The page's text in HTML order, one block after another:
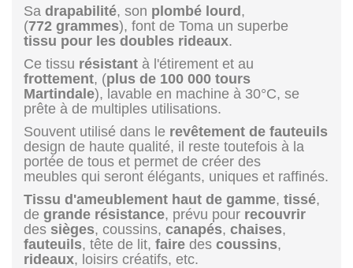
Sa drapabilité, son plombé lourd,
(772 grammes), font de Toma un superbe
tissu pour les doubles rideaux.
Ce tissu résistant à l'étirement et au
frottement, (plus de 100 000 tours
Martindale), lavable en machine à 30°C, se
prête à de multiples utilisations.
Souvent utilisé dans le revêtement de fauteuils
design de haute qualité, il reste toutefois à la
portée de tous et permet de créer des
meubles qui seront élégants, uniques et raffinés.
Tissu d'ameublement haut de gamme, tissé,
de grande résistance, prévu pour recouvrir
des sièges, coussins, canapés, chaises,
fauteuils, tête de lit, faire des coussins,
rideaux, loisirs créatifs, etc.